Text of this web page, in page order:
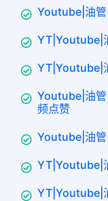
Youtube|油
YT|Youtube|
YT|Youtube|
Youtube|油
频点赞
Youtube|油
YT|Youtube|
YT|Youtube|